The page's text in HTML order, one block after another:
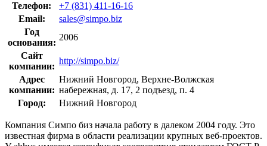
Телефон:
+7 (831) 411-16-16
Email:
sales@simpo.biz
Год
основания:
2006
Cайт
компании:
http://simpo.biz/
Адрес
компании:
Нижний Новгород, Верхне-Волжская
набережная, д. 17, 2 подъезд, п. 4
Город:
Нижний Новгород
Компания Симпо биз начала работу в далеком 2004 году. Это
известная фирма в области реализации крупных веб-проектов.